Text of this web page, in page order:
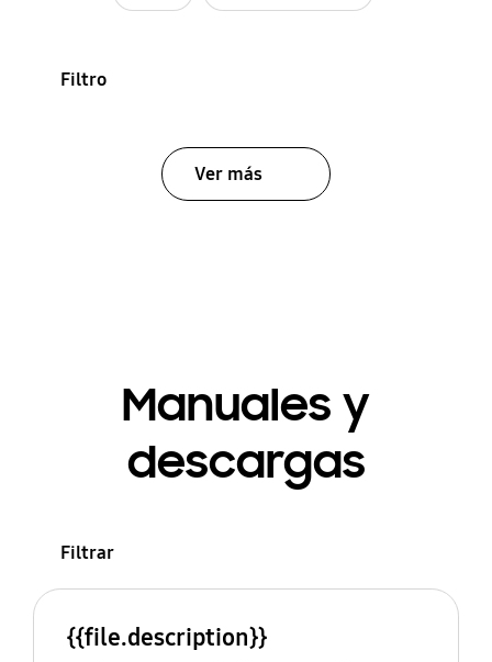
Filtro
Ver más
Manuales y
descargas
Filtrar
{{file.description}}